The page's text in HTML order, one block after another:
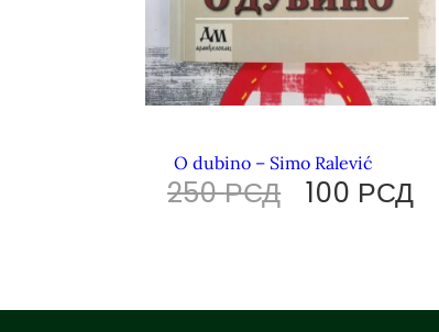
O dubino – Simo Ralević
250РСД 100 РСД